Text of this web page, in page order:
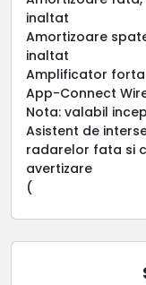
inaltat
Amortizoare
inaltat
Amplificator
App-Connect
Nota: valabil
Asistent de
radarelor fata si
avertizare
(